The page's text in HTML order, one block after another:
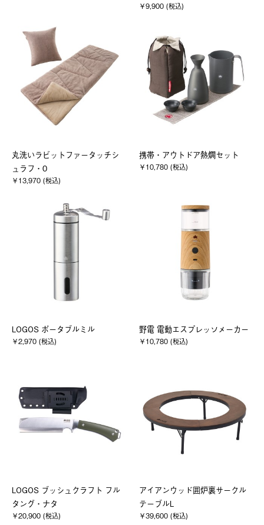
￥9,900 (税込)
丸洗いラビットファータッチシ
ュラフ・0
￥13,970 (税込)
携帯・アウトドア熱燗セット
￥10,780 (税込)
LOGOS ポータブルミル
￥2,970 (税込)
野電 電動エスプレッソメーカー
￥10,780 (税込)
LOGOS ブッシュクラフト フル
タング・ナタ
￥20,900 (税込)
アイアンウッド囲炉裏サークル
テーブルL
￥39,600 (税込)